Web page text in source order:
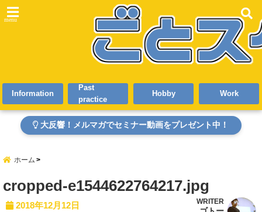
menu
Information
Past
practice
Hobby Work
大反響！メルマガでセミナー動画をプレゼント中！
ホーム
cropped-e1544622764217.jpg
2018年12月12日 WRITER